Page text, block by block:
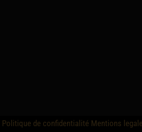
Politique de confidentialité Mentions